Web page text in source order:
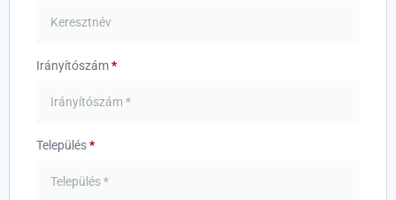
Irányítószám*
Település*